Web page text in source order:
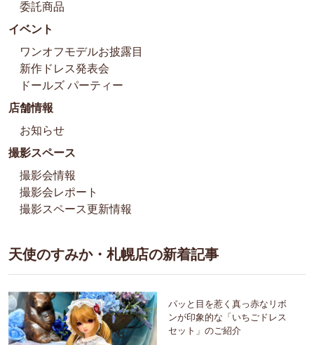
委託商品
イベント
ワンオフモデルお披露目
新作ドレス発表会
ドールズ パーティー
店舗情報
お知らせ
撮影スペース
撮影会情報
撮影会レポート
撮影スペース更新情報
天使のすみか・札幌店の新着記事
パッと目を惹く真っ赤なリボ
ンが印象的な「いちごドレス
セット」のご紹介